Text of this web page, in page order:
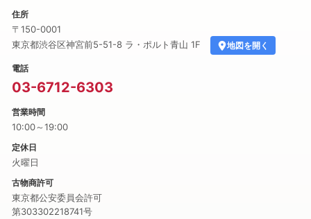
住所
〒150-0001
東京都渋谷区神宮前5-51-8 ラ・ポルト青山 1F 地図を開く
電話
03-6712-6303
営業時間
10:00～19:00
定休日
火曜日
古物商許可
東京都公安委員会許可
第303302218741号